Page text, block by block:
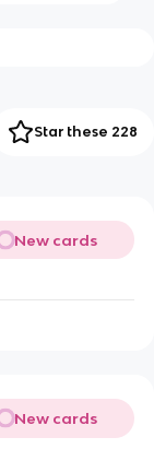
Star these 228
New cards
New cards